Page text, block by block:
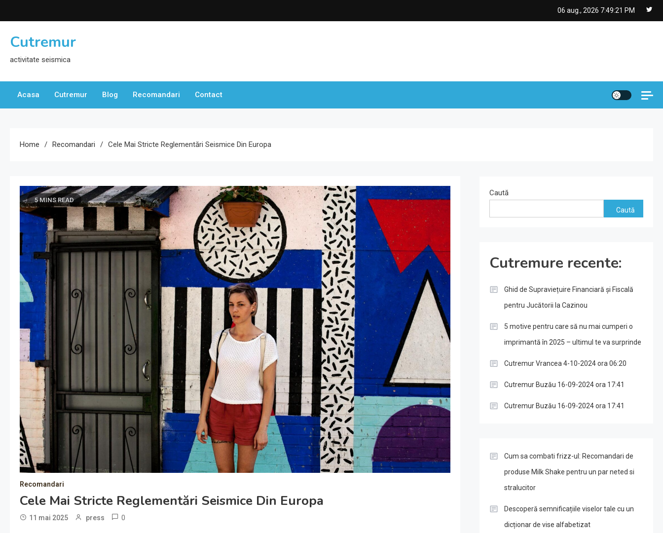
to
06 aug., 2026 7:49:22 PM
Cutremur
activitate seismica
Acasa Cutremur Blog Recomandari Contact
Home Recomandari Cele Mai Stricte Reglementări Seismice Din Europa
5 MINS READ
Recomandari
Cele Mai Stricte Reglementări Seismice Din Europa
11 mai 2025 press 0
Caută
Caută
Cutremure recente:
Ghid de Supraviețuire Financiară și Fiscală
pentru Jucătorii la Cazinou
5 motive pentru care să nu mai cumperi o
imprimantă în 2025 – ultimul te va surprinde
Cutremur Vrancea 4-10-2024 ora 06:20
Cutremur Buzău 16-09-2024 ora 17:41
Cutremur Buzău 16-09-2024 ora 17:41
Cum sa combati frizz-ul: Recomandari de
produse Milk Shake pentru un par neted si
stralucitor
Descoperă semnificațiile viselor tale cu un
dicționar de vise alfabetizat